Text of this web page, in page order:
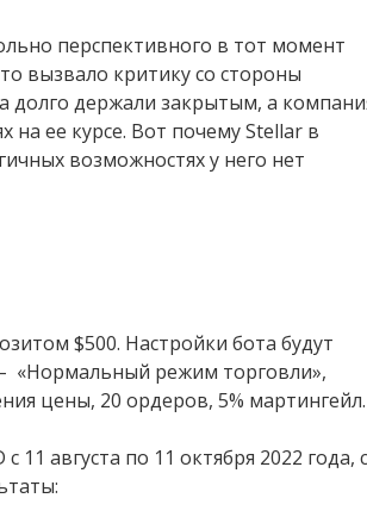
перспективного в тот момент
вызвало критику со стороны
долго держали закрытым, а
на ее курсе. Вот почему Stellar в
возможностях у него нет
$500. Настройки бота будут
«Нормальный режим торговли»,
цены, 20 ордеров, 5% мартингейл.
11 августа по 11 октября 2022 года, с